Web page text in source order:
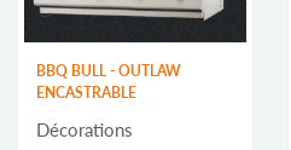
BBQ BULL - OUTLAW
ENCASTRABLE
Décorations